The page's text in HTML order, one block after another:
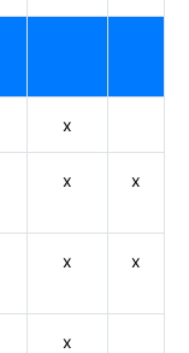
x
x x
x x
x